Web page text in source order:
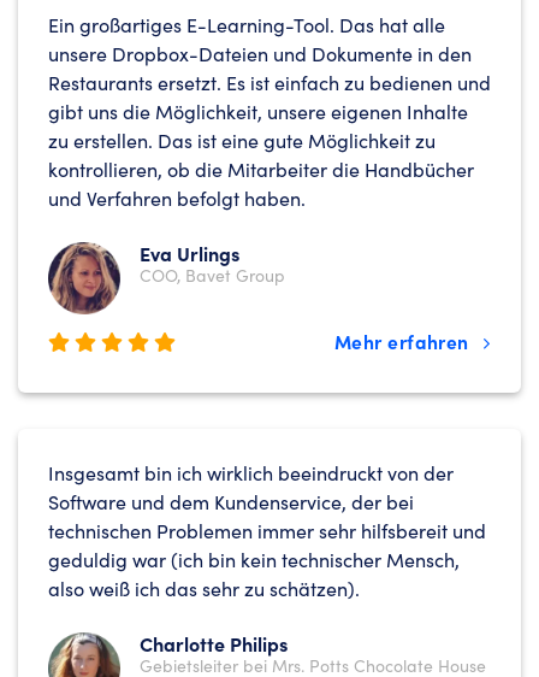
Ein großartiges E-Learning-Tool. Das hat alle
unsere Dropbox-Dateien und Dokumente in den
Restaurants ersetzt. Es ist einfach zu bedienen und
gibt uns die Möglichkeit, unsere eigenen Inhalte
zu erstellen. Das ist eine gute Möglichkeit zu
kontrollieren, ob die Mitarbeiter die Handbücher
und Verfahren befolgt haben.
Eva Urlings
COO, Bavet Group
Mehr erfahren
Insgesamt bin ich wirklich beeindruckt von der
Software und dem Kundenservice, der bei
technischen Problemen immer sehr hilfsbereit und
geduldig war (ich bin kein technischer Mensch,
also weiß ich das sehr zu schätzen).
Charlotte Philips
Gebietsleiter bei Mrs. Potts Chocolate House